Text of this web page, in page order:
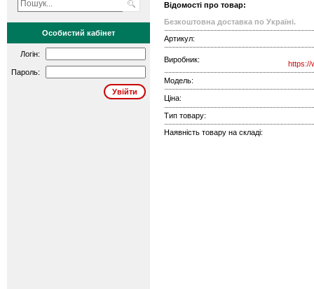
Особистий кабінет
Логін:
Пароль:
Відомості про товар:
Безкоштовна доставка по Україні.
Артикул:
Виробник:
https://
Модель:
Ціна:
Тип товару:
Наявність товару на складі: